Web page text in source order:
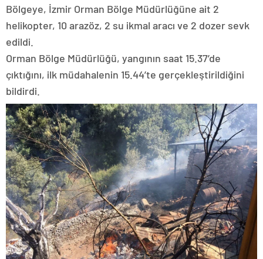
Bölgeye, İzmir Orman Bölge Müdürlüğüne ait 2
helikopter, 10 arazöz, 2 su ikmal aracı ve 2 dozer sevk
edildi.
Orman Bölge Müdürlüğü, yangının saat 15.37’de
çıktığını, ilk müdahalenin 15.44’te gerçekleştirildiğini
bildirdi.